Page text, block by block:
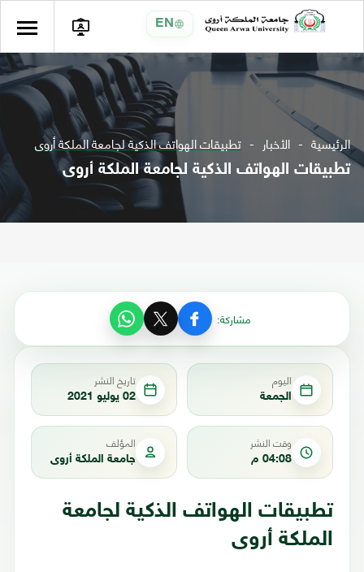
EN
الرئيسية الأخبار تطبيقات الهواتف الذكية لجامعة الملكة أروى
تطبيقات الهواتف الذكية لجامعة الملكة أروى
مشاركة:
اليوم
الجمعة
تاريخ النشر
02 يوليو 2021
وقت النشر
04:08 م
المؤلف
جامعة الملكة أروى
تطبيقات الهواتف الذكية لجامعة
الملكة أروى